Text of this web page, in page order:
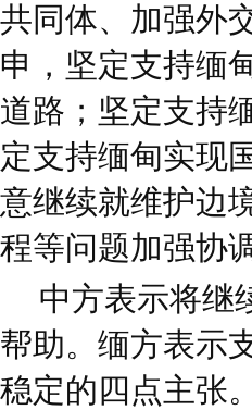
共同体、加强外
申，坚定支持缅
道路；坚定支持
定支持缅甸实现
意继续就维护边
程等问题加强协
中方表示将继
帮助。缅方表示
稳定的四点主张